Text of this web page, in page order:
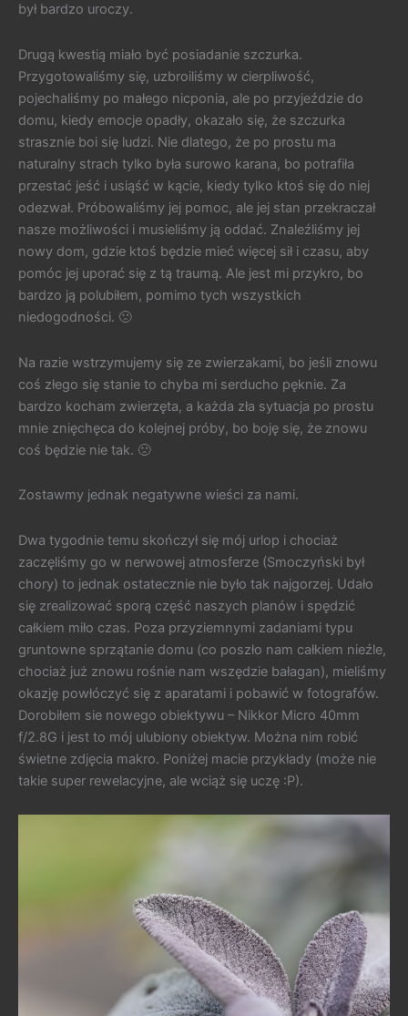
był bardzo uroczy.
Drugą kwestią miało być posiadanie szczurka.
Przygotowaliśmy się, uzbroiliśmy w cierpliwość,
pojechaliśmy po małego nicponia, ale po przyjeździe do
domu, kiedy emocje opadły, okazało się, że szczurka
strasznie boi się ludzi. Nie dlatego, że po prostu ma
naturalny strach tylko była surowo karana, bo potrafiła
przestać jeść i usiąść w kącie, kiedy tylko ktoś się do niej
odezwał. Próbowaliśmy jej pomoc, ale jej stan przekraczał
nasze możliwości i musieliśmy ją oddać. Znaleźliśmy jej
nowy dom, gdzie ktoś będzie mieć więcej sił i czasu, aby
pomóc jej uporać się z tą traumą. Ale jest mi przykro, bo
bardzo ją polubiłem, pomimo tych wszystkich
niedogodności. 🙁
Na razie wstrzymujemy się ze zwierzakami, bo jeśli znowu
coś złego się stanie to chyba mi serducho pęknie. Za
bardzo kocham zwierzęta, a każda zła sytuacja po prostu
mnie znięchęca do kolejnej próby, bo boję się, że znowu
coś będzie nie tak. 🙁
Zostawmy jednak negatywne wieści za nami.
Dwa tygodnie temu skończył się mój urlop i chociaż
zaczęliśmy go w nerwowej atmosferze (Smoczyński był
chory) to jednak ostatecznie nie było tak najgorzej. Udało
się zrealizować sporą część naszych planów i spędzić
całkiem miło czas. Poza przyziemnymi zadaniami typu
gruntowne sprzątanie domu (co poszło nam całkiem nieźle,
chociaż już znowu rośnie nam wszędzie bałagan), mieliśmy
okazję powłóczyć się z aparatami i pobawić w fotografów.
Dorobiłem sie nowego obiektywu – Nikkor Micro 40mm
f/2.8G i jest to mój ulubiony obiektyw. Można nim robić
świetne zdjęcia makro. Poniżej macie przykłady (może nie
takie super rewelacyjne, ale wciąż się uczę :P).